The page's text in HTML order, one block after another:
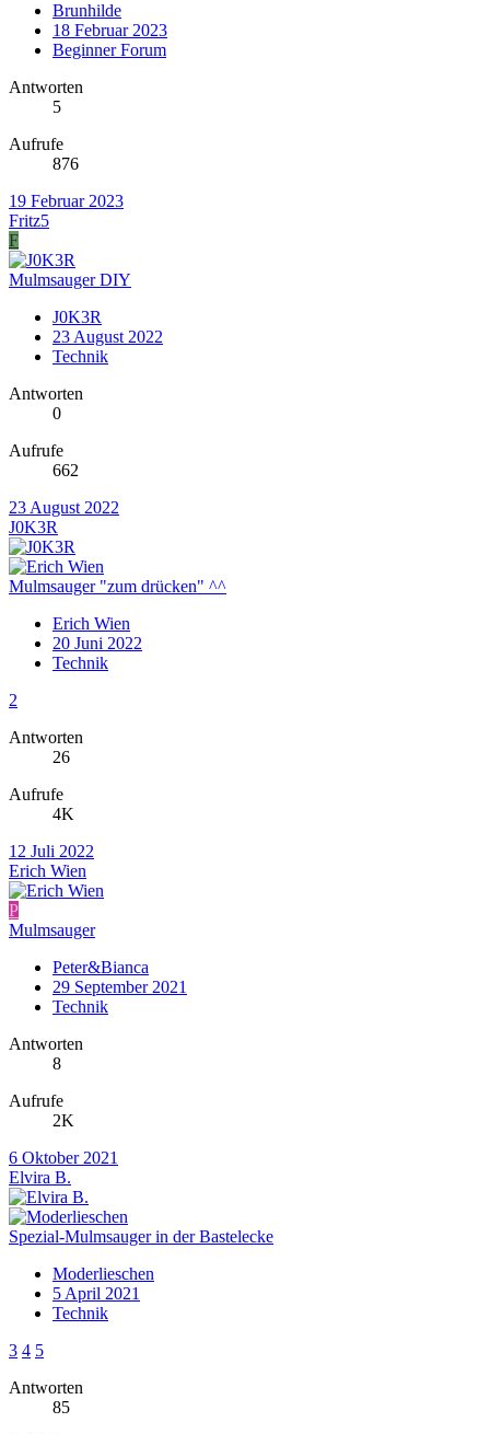
Brunhilde
18 Februar 2023
Beginner Forum
Antworten
5
Aufrufe
876
19 Februar 2023
Fritz5
F
Mulmsauger DIY
J0K3R
23 August 2022
Technik
Antworten
0
Aufrufe
662
23 August 2022
J0K3R
Mulmsauger "zum drücken" ^^
Erich Wien
20 Juni 2022
Technik
2
Antworten
26
Aufrufe
4K
12 Juli 2022
Erich Wien
P
Mulmsauger
Peter&Bianca
29 September 2021
Technik
Antworten
8
Aufrufe
2K
6 Oktober 2021
Elvira B.
Spezial-Mulmsauger in der Bastelecke
Moderlieschen
5 April 2021
Technik
3 4 5
Antworten
85